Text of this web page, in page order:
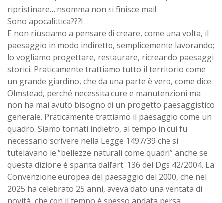
ripristinare…insomma non si finisce mai!
Sono apocalittica???!
E non riusciamo a pensare di creare, come una volta, il
paesaggio in modo indiretto, semplicemente lavorando;
lo vogliamo progettare, restaurare, ricreando paesaggi
storici. Praticamente trattiamo tutto il territorio come
un grande giardino, che da una parte è vero, come dice
Olmstead, perché necessita cure e manutenzioni ma
non ha mai avuto bisogno di un progetto paesaggistico
generale. Praticamente trattiamo il paesaggio come un
quadro. Siamo tornati indietro, al tempo in cui fu
necessario scrivere nella Legge 1497/39 che si
tutelavano le “bellezze naturali come quadri” anche se
questa dizione è sparita dall’art. 136 del Dgs 42/2004. La
Convenzione europea del paesaggio del 2000, che nel
2025 ha celebrato 25 anni, aveva dato una ventata di
novità, che con il tempo è spesso andata persa.